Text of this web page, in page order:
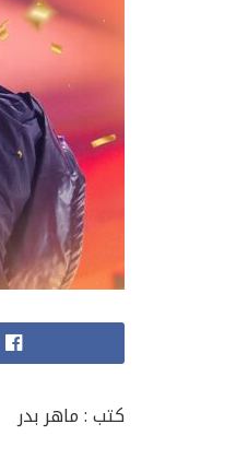
كتب : ماهر بدر